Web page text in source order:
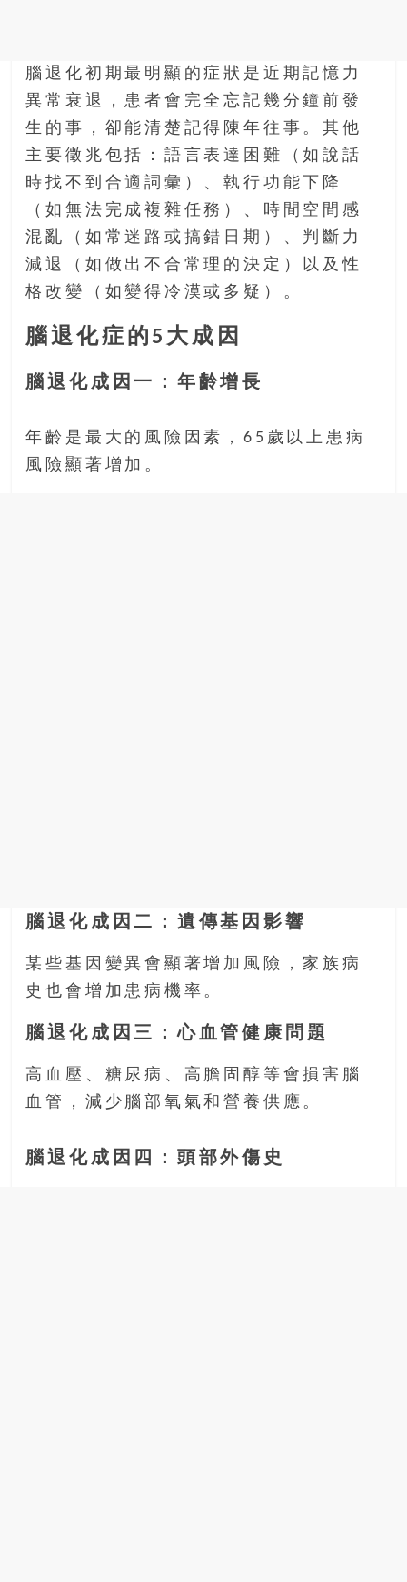
腦退化初期最明顯的症狀是近期記憶力
異常衰退，患者會完全忘記幾分鐘前發
生的事，卻能清楚記得陳年往事。其他
主要徵兆包括：語言表達困難（如說話
時找不到合適詞彙）、執行功能下降
（如無法完成複雜任務）、時間空間感
混亂（如常迷路或搞錯日期）、判斷力
減退（如做出不合常理的決定）以及性
格改變（如變得冷漠或多疑）。
腦退化症的5大成因
腦退化成因一：年齡增長
年齡是最大的風險因素，65歲以上患病
風險顯著增加。
腦退化成因二：遺傳基因影響
某些基因變異會顯著增加風險，家族病
史也會增加患病機率。
腦退化成因三：心血管健康問題
高血壓、糖尿病、高膽固醇等會損害腦
血管，減少腦部氧氣和營養供應。
腦退化成因四：頭部外傷史